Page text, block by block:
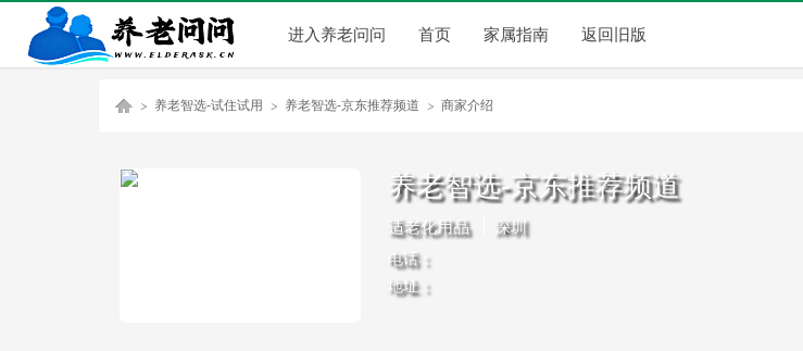
进入养老问问 首页 家属指南 返回旧版
养老智选-试住试用 养老智选-京东推荐频道
»
商家介绍
养老智选-京东推荐频道
适老化用品 深圳
电话：
地址：